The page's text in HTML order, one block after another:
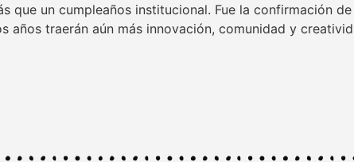
que un cumpleaños institucional. Fue la confirmación
traerán aún más innovación, comunidad y